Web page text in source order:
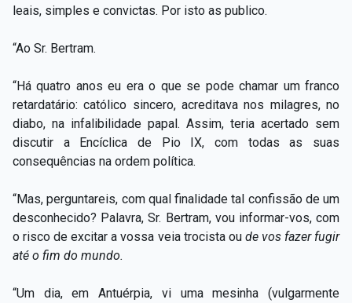
leais, simples e convictas. Por isto as publico.
“Ao Sr. Bertram.
“Há quatro anos eu era o que se pode chamar um franco
retardatário: católico sincero, acreditava nos milagres, no
diabo, na infalibilidade papal. Assim, teria acertado sem
discutir a Encíclica de Pio IX, com todas as suas
consequências na ordem política.
“Mas, perguntareis, com qual finalidade tal confissão de um
desconhecido? Palavra, Sr. Bertram, vou informar-vos, com
o risco de excitar a vossa veia trocista ou de vos fazer fugir
até o fim do mundo.
“Um dia, em Antuérpia, vi uma mesinha (vulgarmente